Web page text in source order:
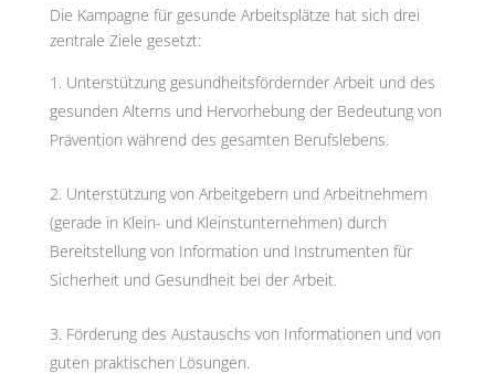
Die Kampagne für gesunde Arbeitsplätze hat sich drei
zentrale Ziele gesetzt:
Unterstützung gesundheitsfördernder Arbeit und des
gesunden Alterns und Hervorhebung der Bedeutung von
Prävention während des gesamten Berufslebens.
Unterstützung von Arbeitgebern und Arbeitnehmern
(gerade in Klein- und Kleinstunternehmen) durch
Bereitstellung von Information und Instrumenten für
Sicherheit und Gesundheit bei der Arbeit.
Förderung des Austauschs von Informationen und von
guten praktischen Lösungen.